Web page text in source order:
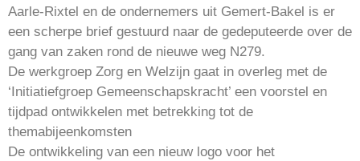
Aarle-Rixtel en de ondernemers uit Gemert-Bakel is er
een scherpe brief gestuurd naar de gedeputeerde over de
gang van zaken rond de nieuwe weg N279.
De werkgroep Zorg en Welzijn gaat in overleg met de
‘Initiatiefgroep Gemeenschapskracht’ een voorstel en
tijdpad ontwikkelen met betrekking tot de
themabijeenkomsten
De ontwikkeling van een nieuw logo voor het